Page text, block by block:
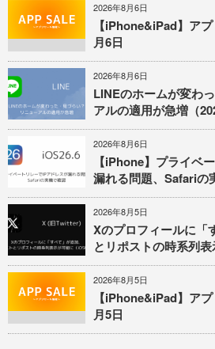
2026年8月6日
【iPhone&iPad】ア
月6日
2026年8月6日
LINEのホームが変わ
アルの適用が急増（
2026年8月6日
【iPhone】プライベ
漏れる問題、Safariの
2026年8月5日
Xのプロフィールに「
とリポストの時系列表
2026年8月5日
【iPhone&iPad】ア
月5日